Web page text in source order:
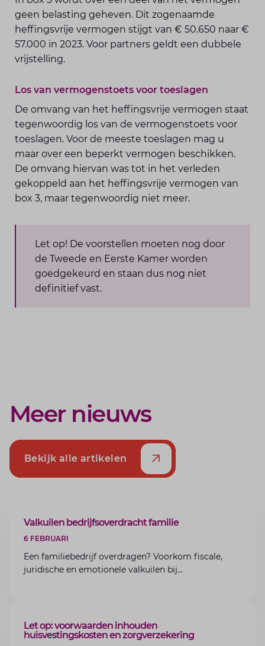
geen belasting geheven. Dit zogenaamde
heffingsvrije vermogen stijgt van € 50.650 naar €
57.000 in 2023. Voor partners geldt een dubbele
vrijstelling.
Los van vermogenstoets voor toeslagen
De omvang van het heffingsvrije vermogen staat
tegenwoordig los van de vermogenstoets voor
toeslagen. Voor de meeste toeslagen mag u
maar over een beperkt vermogen beschikken.
De omvang hiervan was tot in het verleden
gekoppeld aan het heffingsvrije vermogen van
box 3, maar tegenwoordig niet meer.
Let op! De voorstellen moeten nog door
de Tweede en Eerste Kamer worden
goedgekeurd en staan dus nog niet
definitief vast.
Meer nieuws
Bekijk alle artikelen
ARTIKEL
Valkuilen bedrijfsoverdracht familie
6 FEBRUARI
Een familiebedrijf overdragen? Voorkom fiscale,
juridische en emotionele valkuilen bij
ARTIKEL
Let op: voorwaarden inhouden
huisvestingskosten en zorgverzekering